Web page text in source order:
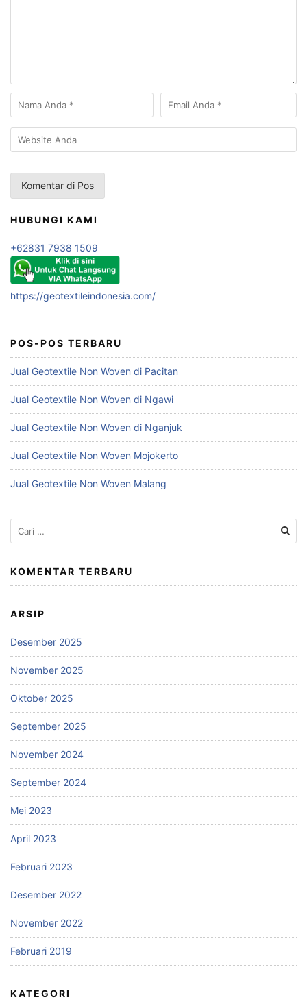
HUBUNGI KAMI
+62831 7938 1509
https://geotextileindonesia.com/
POS-POS TERBARU
Jual Geotextile Non Woven di Pacitan
Jual Geotextile Non Woven di Ngawi
Jual Geotextile Non Woven di Nganjuk
Jual Geotextile Non Woven Mojokerto
Jual Geotextile Non Woven Malang
Cari
untuk:
KOMENTAR TERBARU
ARSIP
Desember 2025
November 2025
Oktober 2025
September 2025
November 2024
September 2024
Mei 2023
April 2023
Februari 2023
Desember 2022
November 2022
Februari 2019
KATEGORI